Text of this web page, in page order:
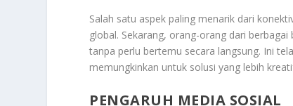
Salah satu aspek paling menarik dari
global. Sekarang, orang-orang dari
tanpa perlu bertemu secara langsung. Ini
memungkinkan untuk solusi yang lebih
PENGARUH MEDIA SOSIAL